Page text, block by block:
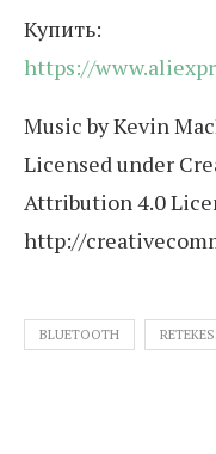
Купить:
https://
Music by Kevin
Licensed under
Attribution 4.0
http://
BLUETOOTH